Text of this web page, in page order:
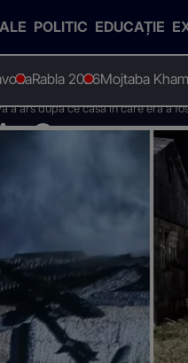
POLITIC EDUCAȚIE
Rabla 2026Mojtaba
a ars după ce casa în care era a
Suceava
flăcări.